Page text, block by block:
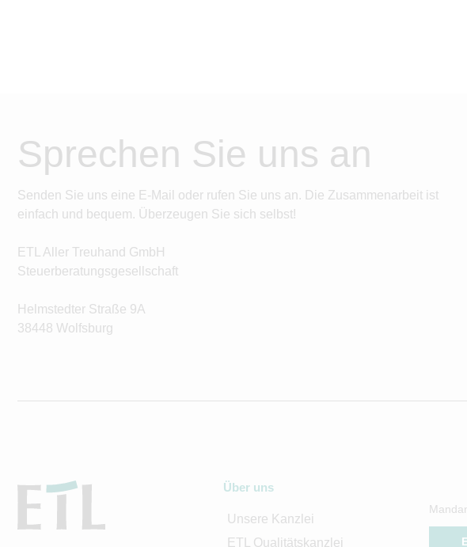
Sprechen Sie uns an
Senden Sie uns eine E-Mail oder rufen Sie uns an. Die Zusammenarbeit ist
einfach und bequem. Überzeugen Sie sich selbst!
ETL Aller Treuhand GmbH
Steuerberatungsgesellschaft
Helmstedter Straße 9A
38448 Wolfsburg
Über uns
Unsere Kanzlei
ETL Qualitätskanzlei